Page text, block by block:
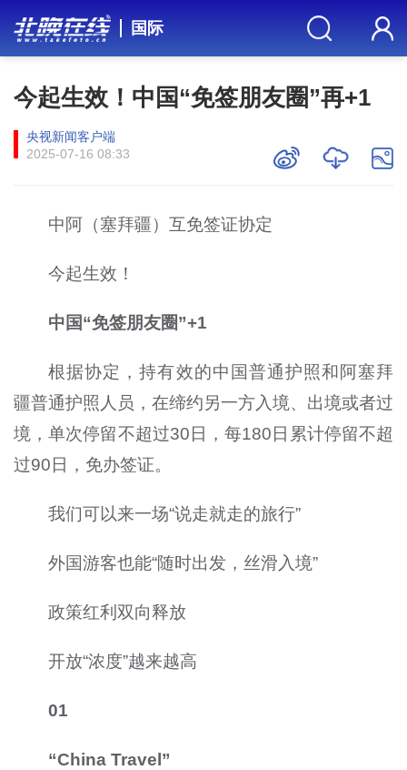
国际
今起生效！中国“免签朋友圈”再+1
央视新闻客户端
2025-07-16 08:33
中阿（塞拜疆）互免签证协定
今起生效！
中国“免签朋友圈”+1
根据协定，持有效的中国普通护照和阿塞拜
疆普通护照人员，在缔约另一方入境、出境或者过
境，单次停留不超过30日，每180日累计停留不超
过90日，免办签证。
我们可以来一场“说走就走的旅行”
外国游客也能“随时出发，丝滑入境”
政策红利双向释放
开放“浓度”越来越高
01
“China Travel”